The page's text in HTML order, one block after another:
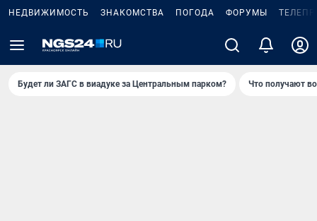
НЕДВИЖИМОСТЬ ЗНАКОМСТВА ПОГОДА ФОРУМЫ
Будет ли ЗАГС в виадуке за Центральным парком? Что получают